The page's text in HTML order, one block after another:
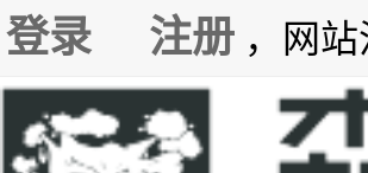
登录 注册 ，网